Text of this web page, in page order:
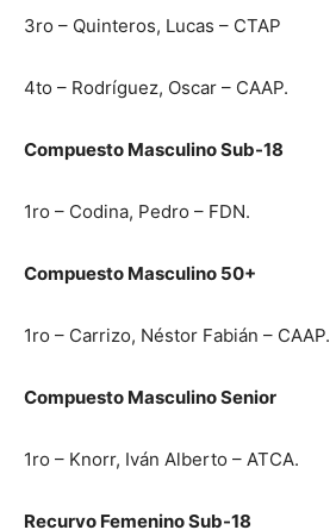
3ro – Quinteros, Lucas – CTAP
4to – Rodríguez, Oscar – CAAP.
Compuesto Masculino Sub-18
1ro – Codina, Pedro – FDN.
Compuesto Masculino 50+
1ro – Carrizo, Néstor Fabián – CAAP.
Compuesto Masculino Senior
1ro – Knorr, Iván Alberto – ATCA.
Recurvo Femenino Sub-18